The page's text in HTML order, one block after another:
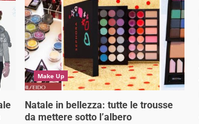
Make Up
Natale in bellezza: tutte le trousse
da mettere sotto l’albero